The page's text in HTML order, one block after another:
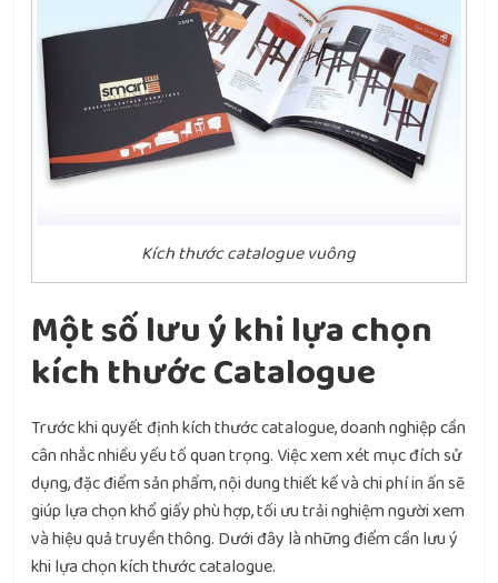
Kích thước catalogue vuông
Một số lưu ý khi lựa chọn
kích thước Catalogue
Trước khi quyết định kích thước catalogue, doanh nghiệp cần
cân nhắc nhiều yếu tố quan trọng. Việc xem xét mục đích sử
dụng, đặc điểm sản phẩm, nội dung thiết kế và chi phí in ấn sẽ
giúp lựa chọn khổ giấy phù hợp, tối ưu trải nghiệm người xem
và hiệu quả truyền thông. Dưới đây là những điểm cần lưu ý
khi lựa chọn kích thước catalogue.